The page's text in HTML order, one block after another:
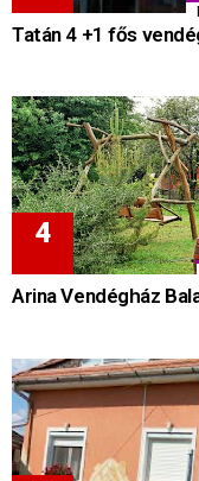
Tatán 4 +1 fős
Arina Vendégház